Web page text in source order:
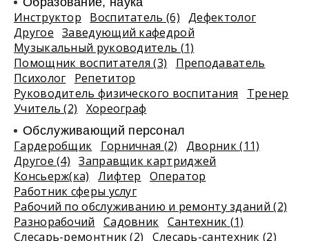
Инструктор Воспитатель (6) Дефектолог
Другое Заведующий кафедрой
Музыкальный руководитель (1)
Помощник воспитателя (3)
Преподаватель
Психолог
Репетитор
Руководитель физического воспитания
Тренер
Учитель (2)
Хореограф
Обслуживающий персонал
Гардеробщик Горничная (2)
Дворник (11)
Другое (4)
Заправщик картриджей
Консьерж(ка)
Лифтер
Оператор
Работник сферы услуг
Рабочий по обслуживанию и ремонту зданий (2)
Разнорабочий
Садовник Сантехник (1)
Слесарь-ремонтник (2)
Слесарь-сантехник (2)